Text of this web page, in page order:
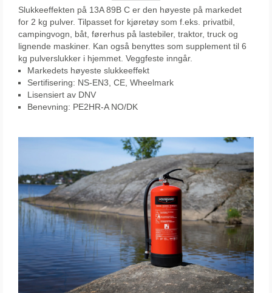
Slukkeeffekten på 13A 89B C er den høyeste på markedet
for 2 kg pulver. Tilpasset for kjøretøy som f.eks. privatbil,
campingvogn, båt, førerhus på lastebiler, traktor, truck og
lignende maskiner. Kan også benyttes som supplement til 6
kg pulverslukker i hjemmet. Veggfeste inngår.
Markedets høyeste slukkeeffekt
Sertifisering: NS-EN3, CE, Wheelmark
Lisensiert av DNV
Benevning: PE2HR-A NO/DK